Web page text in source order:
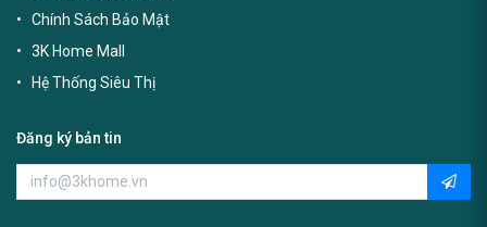
Chính Sách Bảo Mật
3K Home Mall
Hệ Thống Siêu Thị
Đăng ký bản tin